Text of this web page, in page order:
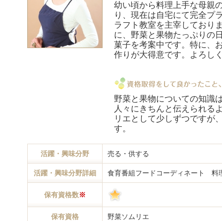
幼い頃から料理上手な母親
り、現在は自宅にて完全プ
ラフト教室を主宰しており
に、野菜と果物たっぷりの
菓子を考案中です。特に、
作りが大得意です。よろし
野菜と果物についての知識
人々にきちんと伝えられる
リエとして少しずつですが
す。
活躍・興味分野 売る・供する
活躍・興味分野詳細 食育番組フードコーディネート 料
保有資格数※
保有資格 野菜ソムリエ